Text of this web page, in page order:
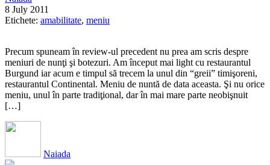
8 July 2011
Etichete: amabilitate, meniu
Precum spuneam în review-ul precedent nu prea am scris despre
meniuri de nunţi şi botezuri. Am început mai light cu restaurantul
Burgund iar acum e timpul să trecem la unul din “greii” timişoreni,
restaurantul Continental. Meniu de nuntă de data aceasta. Şi nu orice
meniu, unul în parte tradiţional, dar în mai mare parte neobişnuit
[…]
Naiada